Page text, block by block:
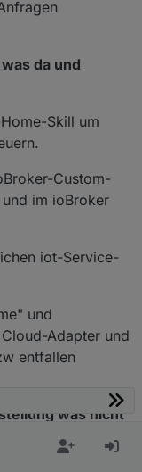
da und
Skill um
Custom-
im ioBroker
iot-Service-
und
Adapter und
entfallen
was nicht